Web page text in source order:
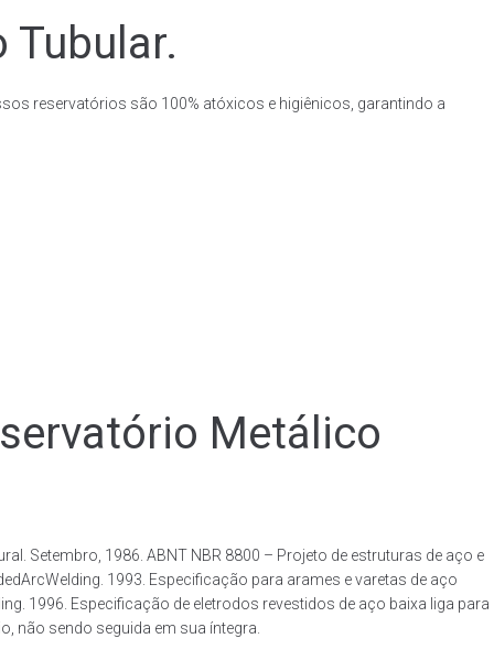
Tubular.
reservatórios são 100% atóxicos e higiênicos, garantindo a
Metálico
Setembro, 1986. ABNT NBR 8800 – Projeto de estruturas de aço e
1993. Especificação para arames e varetas de aço
1996. Especificação de eletrodos revestidos de aço baixa liga para
não sendo seguida em sua íntegra.